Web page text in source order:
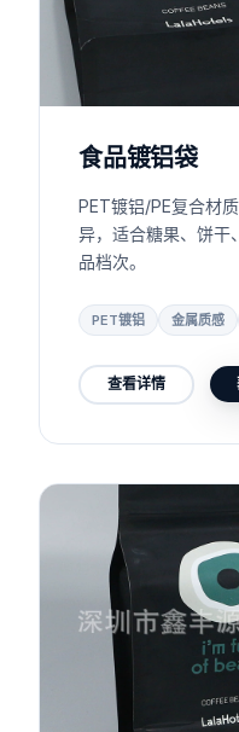
食品镀铝袋
PET镀铝/PE复合材
异，适合糖果、饼干
品档次。
PET镀铝 金属质感
查看详情